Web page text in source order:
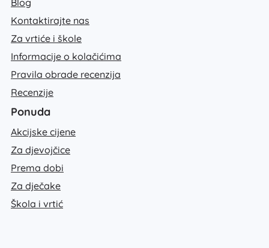
Blog
Kontaktirajte nas
Za vrtiće i škole
Informacije o kolačićima
Pravila obrade recenzija
Recenzije
Ponuda
Akcijske cijene
Za djevojčice
Prema dobi
Za dječake
Škola i vrtić